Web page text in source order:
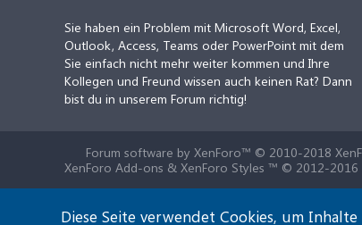
Sie haben ein Problem mit Microsoft Word, Excel,
Outlook, Access, Teams oder PowerPoint mit dem
Sie einfach nicht mehr weiter kommen und Ihre
Kollegen und Freund wissen auch keinen Rat? Dann
bist du in unserem Forum richtig!
Forum software by XenForo™ © 2010-2018
XenForo Add-ons & XenForo Styles ™ © 2012-2016
Diese Seite verwendet Cookies, um